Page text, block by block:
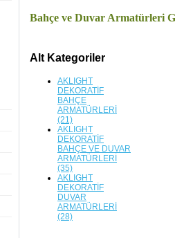
Bahçe ve Duvar Armatürleri
Alt Kategoriler
AKLIGHT
DEKORATİF
BAHÇE
ARMATÜRLERİ
(21)
AKLIGHT
DEKORATİF
BAHÇE VE DUVAR
ARMATÜRLERİ
(35)
AKLIGHT
DEKORATİF
DUVAR
ARMATÜRLERİ
(28)